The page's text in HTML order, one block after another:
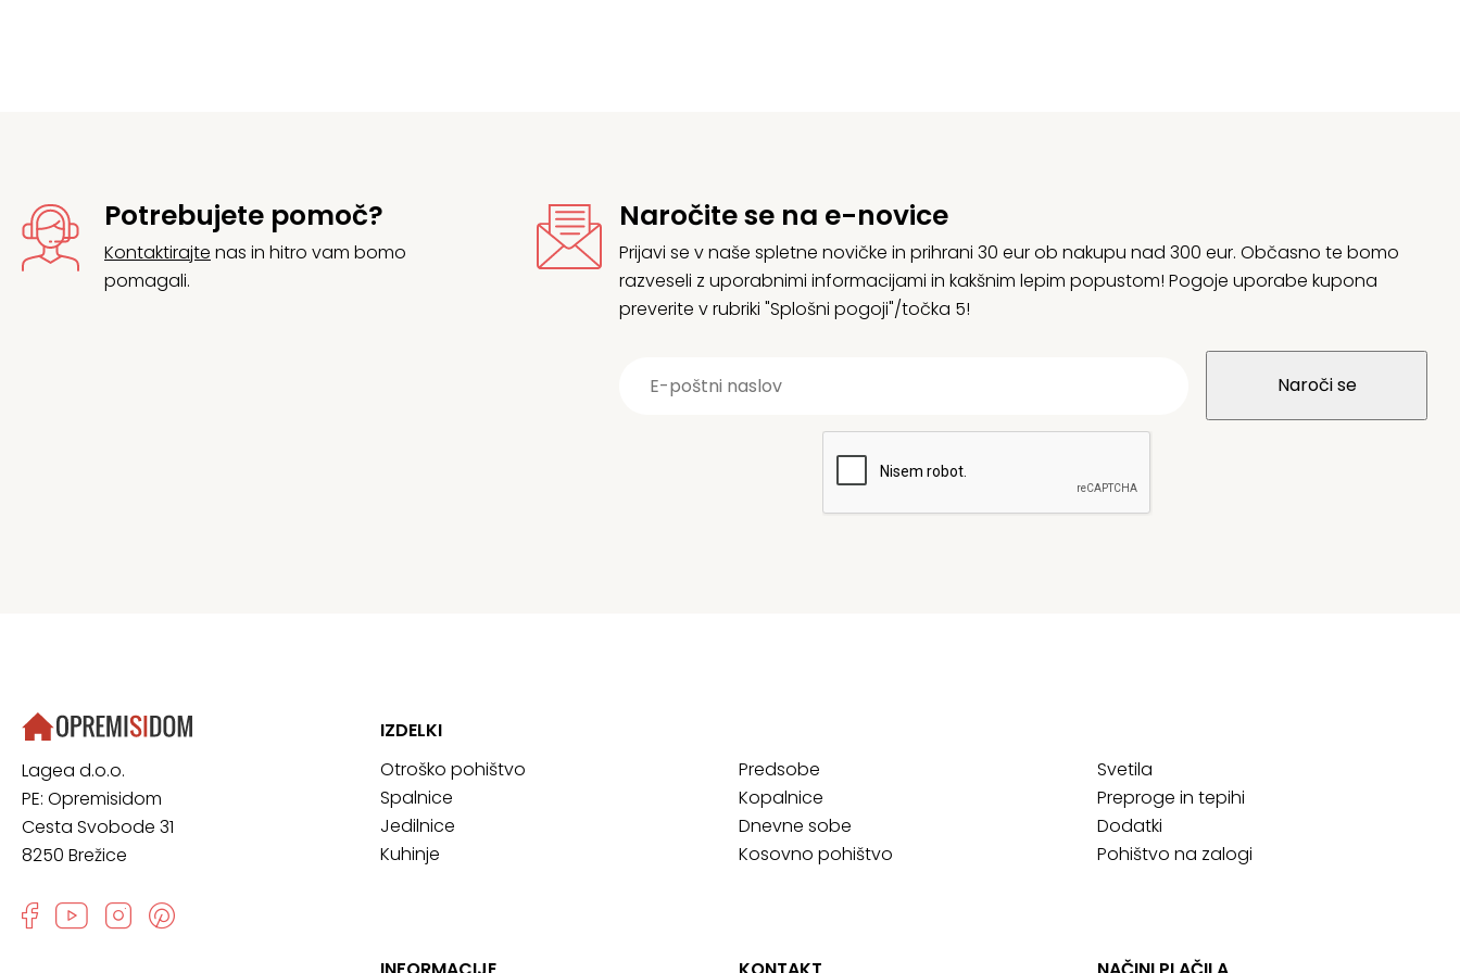
Potrebujete pomoč?
Kontaktirajte nas in hitro vam bomo
pomagali.
Naročite se na e-novice
Prijavi se v naše spletne novičke in prihrani 30 eur ob nakupu nad 300 eur. Občasno te bomo
razveseli z uporabnimi informacijami in kakšnim lepim popustom! Pogoje uporabe kupona
preverite v rubriki "Splošni pogoji"/točka 5!
Lagea d.o.o.
PE: Opremisidom
Cesta Svobode 31
8250 Brežice
IZDELKI
Otroško pohištvo
Spalnice
Jedilnice
Kuhinje
Predsobe
Kopalnice
Dnevne sobe
Kosovno pohištvo
Svetila
Preproge in tepihi
Dodatki
Pohištvo na zalogi